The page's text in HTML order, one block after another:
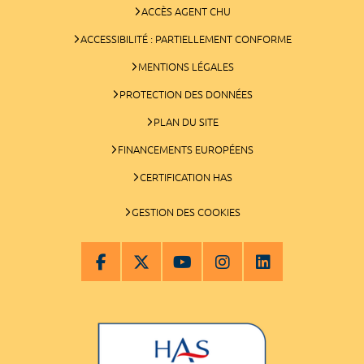
ACCÈS AGENT CHU
ACCESSIBILITÉ : PARTIELLEMENT CONFORME
MENTIONS LÉGALES
PROTECTION DES DONNÉES
PLAN DU SITE
FINANCEMENTS EUROPÉENS
CERTIFICATION HAS
GESTION DES COOKIES